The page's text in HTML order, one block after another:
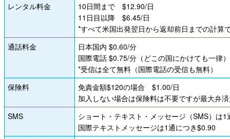
レンタル料金
10日間まで $12.90/日
11日目以降 $6.45/日
*すべて米国出発翌日から返却前日までの計算
通話料金
日本国内 $0.60/分
国際電話 $0.75/分（どこの国にかけても一律）
*受信は全て無料（国際電話の受信も無料）
保険料
免責金額$120の場合 $1.00/日
加入しない場合は保険料は不要ですが最大弁
SMS
ショート・テキスト・メッセージ（SMS）は
国際テキストメッセージは1通につき$0.90